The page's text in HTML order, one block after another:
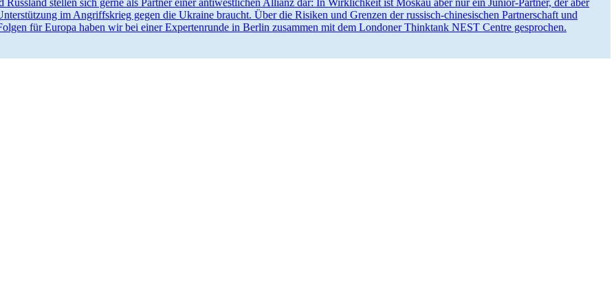
im Angriffs­krieg gegen die Ukraine braucht. Über die Risiken und Grenzen der russisch-chine­si­schen Partner­schaft und
für Europa haben wir bei einer Exper­ten­runde in Berlin zusammen mit dem Londoner Thinktank NEST Centre gesprochen.